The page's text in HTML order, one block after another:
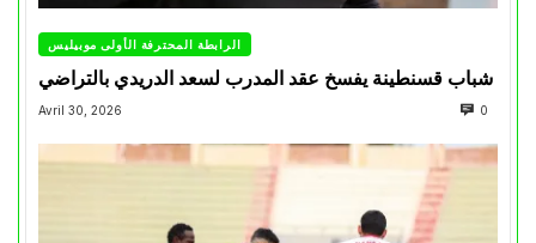
الرابطة المحترفة الأولى موبيليس
شباب قسنطينة يفسخ عقد المدرب لسعد الدريدي بالتراضي
Avril 30, 2026 0